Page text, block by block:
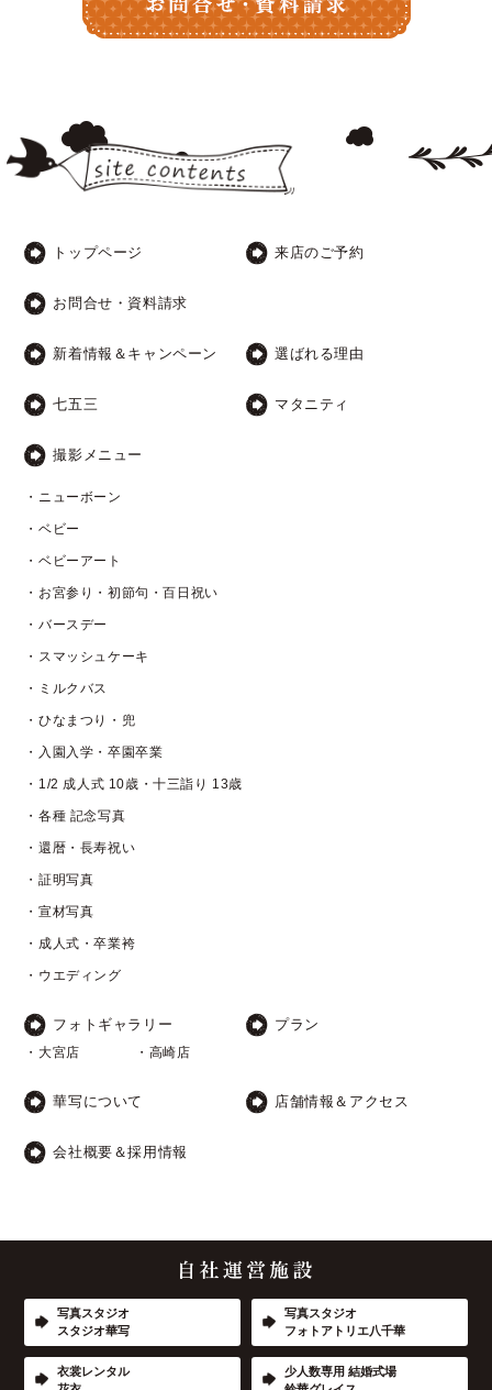
トップページ 来店のご予約
お問合せ・資料請求
新着情報＆キャンペーン 選ばれる理由
七五三 マタニティ
撮影メニュー
・ニューボーン
・ベビー
・ベビーアート
・お宮参り・初節句・百日祝い
・バースデー
・スマッシュケーキ
・ミルクバス
・ひなまつり・兜
・入園入学・卒園卒業
・1/2 成人式 10歳・十三詣り 13歳
・各種 記念写真
・還暦・長寿祝い
・証明写真
・宣材写真
・成人式・卒業袴
・ウエディング
フォトギャラリー
・大宮店 ・高崎店
プラン
華写について 店舗情報＆アクセス
会社概要＆採用情報
写真スタジオ
スタジオ華写
写真スタジオ
フォトアトリエ八千華
衣裳レンタル
少人数専用 結婚式場